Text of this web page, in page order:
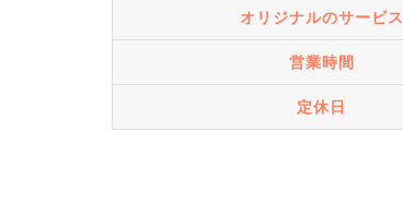
オリジナルのサービス
営業時間
定休日